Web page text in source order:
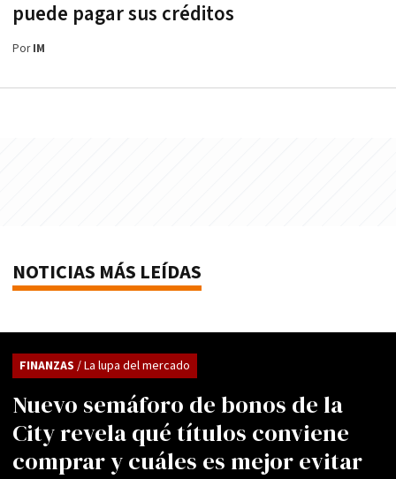
puede pagar sus créditos
PorIM
NOTICIAS MÁS LEÍDAS
Nuevo semáforo de bonos de la
City revela qué títulos conviene
comprar y cuáles es mejor evitar
FINANZAS / La lupa del mercado